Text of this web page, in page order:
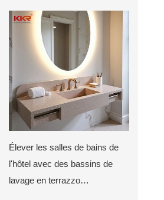
par KKR
Élever les salles de bains de
l'hôtel avec des bassins de
lavage en terrazzo